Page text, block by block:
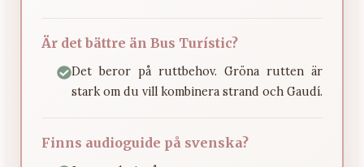
Är det bättre än Bus Turístic?
Det beror på ruttbehov. Gröna rutten är
stark om du vill kombinera strand och Gaudí.
Finns audioguide på svenska?